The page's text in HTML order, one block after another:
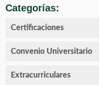
Categorías:
Certificaciones
Convenio Universitario
Extracurriculares